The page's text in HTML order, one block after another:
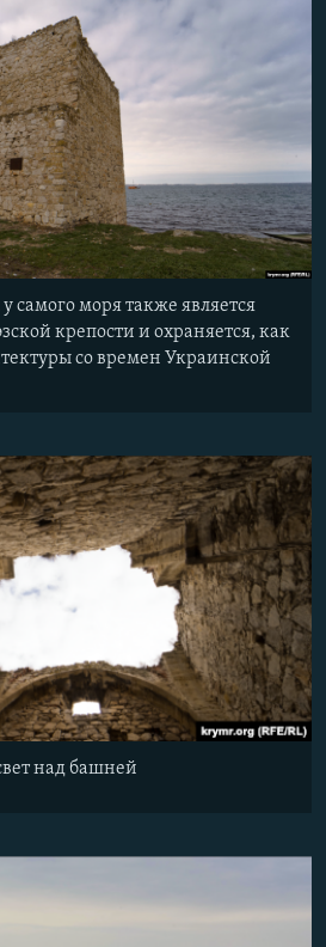
самого моря также является
крепости и охраняется, как
со времен Украинской
над башней